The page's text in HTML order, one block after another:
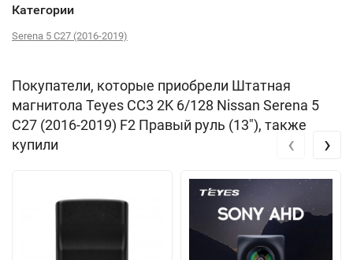
Категории
Serena 5 C27 (2016-2019)
Покупатели, которые приобрели Штатная
магнитола Teyes CC3 2K 6/128 Nissan Serena 5
C27 (2016-2019) F2 Правый руль (13"), также
купили
‹ ›